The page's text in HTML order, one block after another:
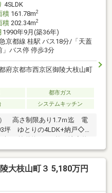
4SLDK
積161.78m2
積202.34m2
1990年9月(築36年)
京都線 桂駅 バス18分/「天蓋
」バス停 停歩3分
府京都市西京区御陵大枝山町
都市ガス
システムキッチン
高さ制限あり1.7ｍ迄 電
坪 ゆとりの4LDK+納戸◇室
坪 前道約6ｍ 整形地◇物
店まで徒歩約7分◇物件か
「天蓋公園前」停まで徒歩3
◇第一種低層住居専用地域
ー、小学校、中学校、保育
大枝山町３ 5,180万円